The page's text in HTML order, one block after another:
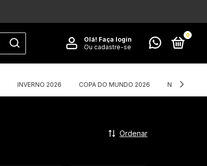
Olá! Faça login
Ou cadastre-se
0
INVERNO 2026 COPA DO MUNDO 2026 NIKE X
Ordenar